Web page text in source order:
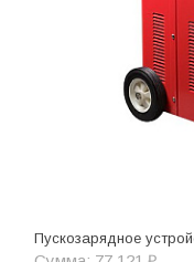
Пускозарядное